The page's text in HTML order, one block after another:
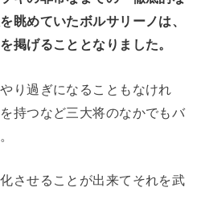
眺めていたボルサリーノは、
掲げることとなりました。
り過ぎになることもなけれ
持つなど三大将のなかでもバ
させることが出来てそれを武